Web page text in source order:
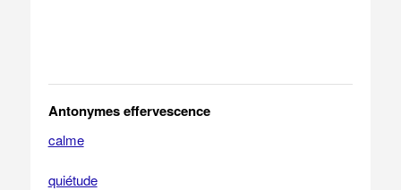
Antonymes effervescence
calme
quiétude